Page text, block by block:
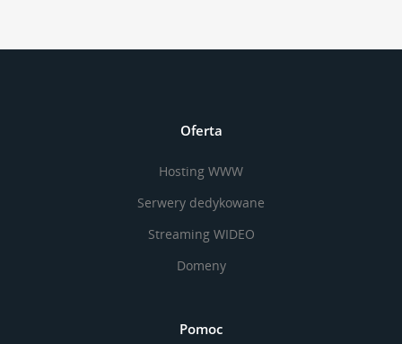
Oferta
Hosting WWW
Serwery dedykowane
Streaming WIDEO
Domeny
Pomoc